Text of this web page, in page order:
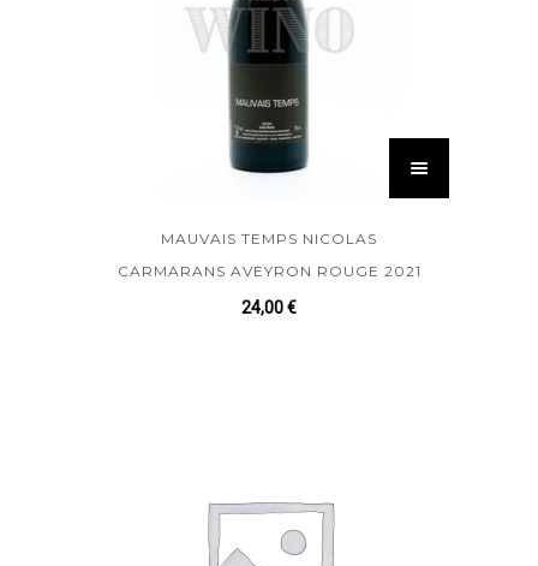
MAUVAIS TEMPS NICOLAS
CARMARANS AVEYRON ROUGE 2021
24,00€